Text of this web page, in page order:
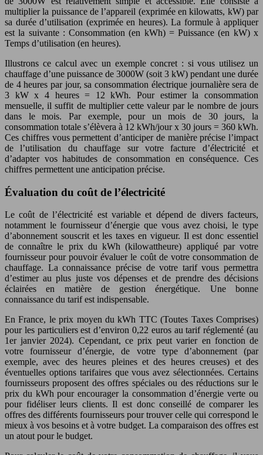
multiplier la puissance de l’appareil (exprimée en kilowatts, kW) par
sa durée d’utilisation (exprimée en heures). La formule à appliquer
est la suivante : Consommation (en kWh) = Puissance (en kW) x
Temps d’utilisation (en heures).
Illustrons ce calcul avec un exemple concret : si vous utilisez un
chauffage d’une puissance de 3000W (soit 3 kW) pendant une durée
de 4 heures par jour, sa consommation électrique journalière sera de
3 kW x 4 heures = 12 kWh. Pour estimer la consommation
mensuelle, il suffit de multiplier cette valeur par le nombre de jours
dans le mois. Par exemple, pour un mois de 30 jours, la
consommation totale s’élèvera à 12 kWh/jour x 30 jours = 360 kWh.
Ces chiffres vous permettent d’anticiper de manière précise l’impact
de l’utilisation du chauffage sur votre facture d’électricité et
d’adapter vos habitudes de consommation en conséquence. Ces
chiffres permettent une anticipation précise.
Évaluation du coût de l’électricité
Le coût de l’électricité est variable et dépend de divers facteurs,
notamment le fournisseur d’énergie que vous avez choisi, le type
d’abonnement souscrit et les taxes en vigueur. Il est donc essentiel
de connaître le prix du kWh (kilowattheure) appliqué par votre
fournisseur pour pouvoir évaluer le coût de votre consommation de
chauffage. La connaissance précise de votre tarif vous permettra
d’estimer au plus juste vos dépenses et de prendre des décisions
éclairées en matière de gestion énergétique. Une bonne
connaissance du tarif est indispensable.
En France, le prix moyen du kWh TTC (Toutes Taxes Comprises)
pour les particuliers est d’environ 0,22 euros au tarif réglementé (au
1er janvier 2024). Cependant, ce prix peut varier en fonction de
votre fournisseur d’énergie, de votre type d’abonnement (par
exemple, avec des heures pleines et des heures creuses) et des
éventuelles options tarifaires que vous avez sélectionnées. Certains
fournisseurs proposent des offres spéciales ou des réductions sur le
prix du kWh pour encourager la consommation d’énergie verte ou
pour fidéliser leurs clients. Il est donc conseillé de comparer les
offres des différents fournisseurs pour trouver celle qui correspond le
mieux à vos besoins et à votre budget. La comparaison des offres est
un atout pour le budget.